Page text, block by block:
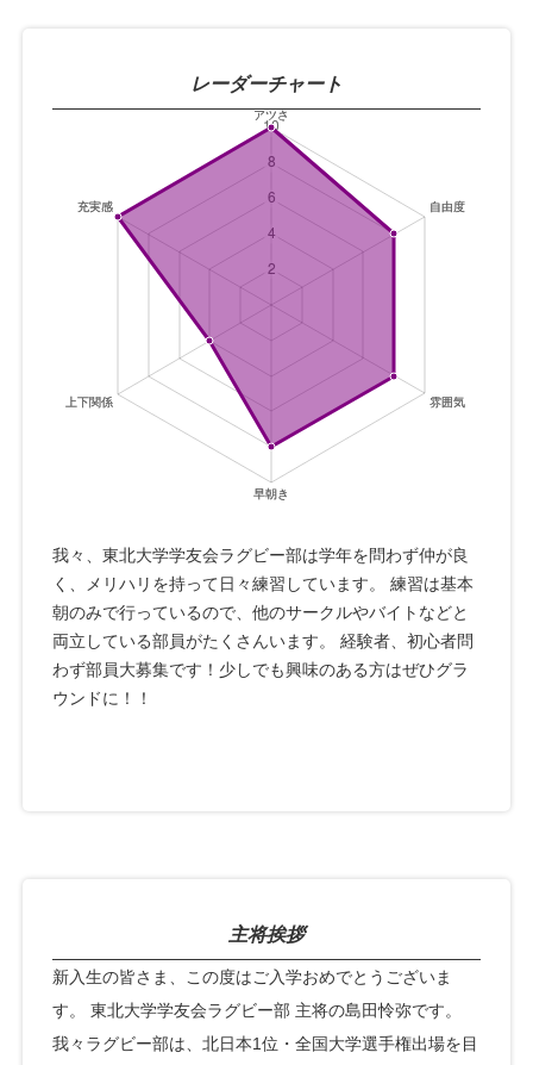
レーダーチャート
我々、東北大学学友会ラグビー部は学年を問わず仲が良
く、メリハリを持って日々練習しています。 練習は基本
朝のみで行っているので、他のサークルやバイトなどと
両立している部員がたくさんいます。 経験者、初心者問
わず部員大募集です！少しでも興味のある方はぜひグラ
ウンドに！！
主将挨拶
新入生の皆さま、この度はご入学おめでとうございま
す。 東北大学学友会ラグビー部 主将の島田怜弥です。
我々ラグビー部は、北日本1位・全国大学選手権出場を目